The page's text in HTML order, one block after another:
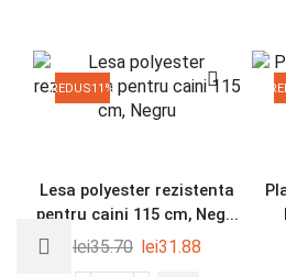
REDUS11%
Lesa polyester rezistenta
pentru caini 115 cm, Neg...
lei35.70 lei31.88